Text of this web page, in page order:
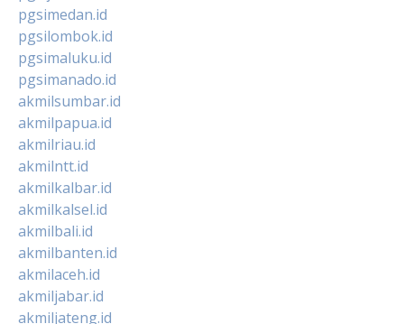
pgsimedan.id
pgsilombok.id
pgsimaluku.id
pgsimanado.id
akmilsumbar.id
akmilpapua.id
akmilriau.id
akmilntt.id
akmilkalbar.id
akmilkalsel.id
akmilbali.id
akmilbanten.id
akmilaceh.id
akmiljabar.id
akmiljateng.id